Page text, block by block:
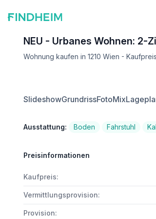
NEU - Urbanes Wohnen: 2-
Wohnung kaufen in 1210 Wien -
SlideshowGrundrissFotoMix
Ausstattung: Boden Fahrstuhl
Preisinformationen
Kaufpreis:
Vermittlungsprovision:
Provision: